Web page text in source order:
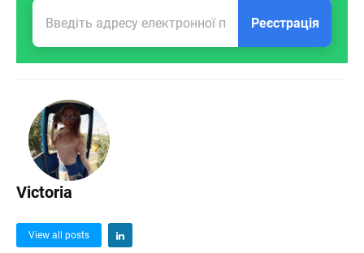
Реєстрація
Victoria
View all posts